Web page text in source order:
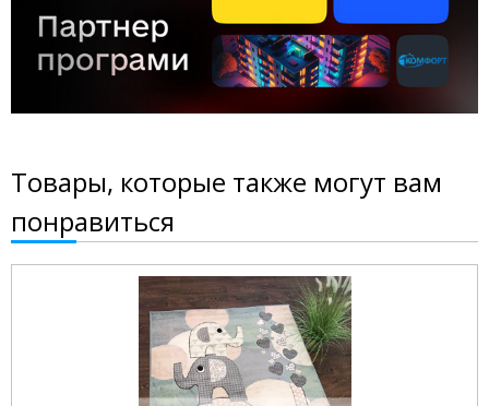
Товары, которые также могут вам
понравиться